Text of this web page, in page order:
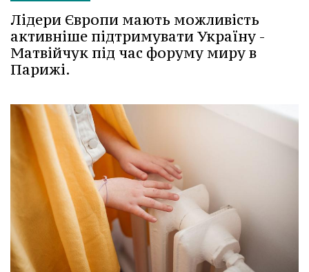
Лідери Європи мають можливість
активніше підтримувати Україну -
Матвійчук під час форуму миру в
Парижі.